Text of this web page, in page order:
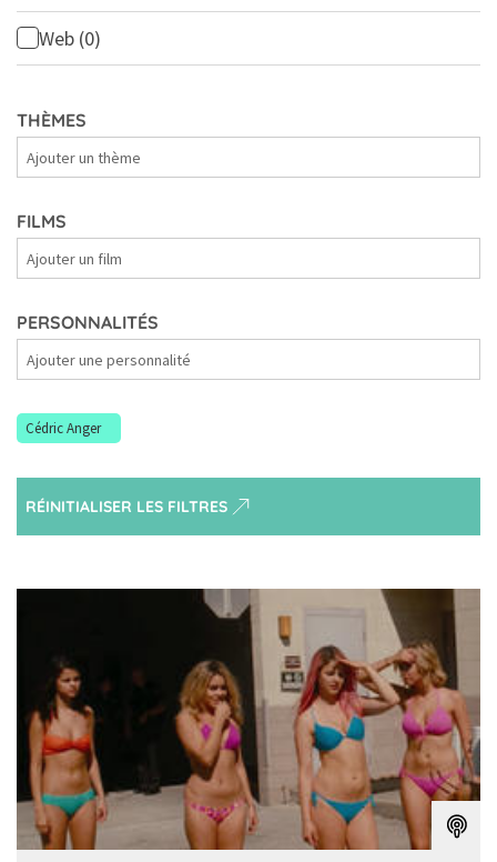
Web (0)
THÈMES
FILMS
PERSONNALITÉS
Cédric Anger
RÉINITIALISER LES FILTRES